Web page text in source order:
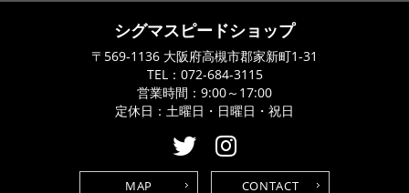
シグマスピードショップ
〒569-1136 大阪府高槻市郡家新町1-31
TEL： 072-684-3115
営業時間：9:00～17:00
定休日：土曜日・日曜日・祝日
MAP CONTACT